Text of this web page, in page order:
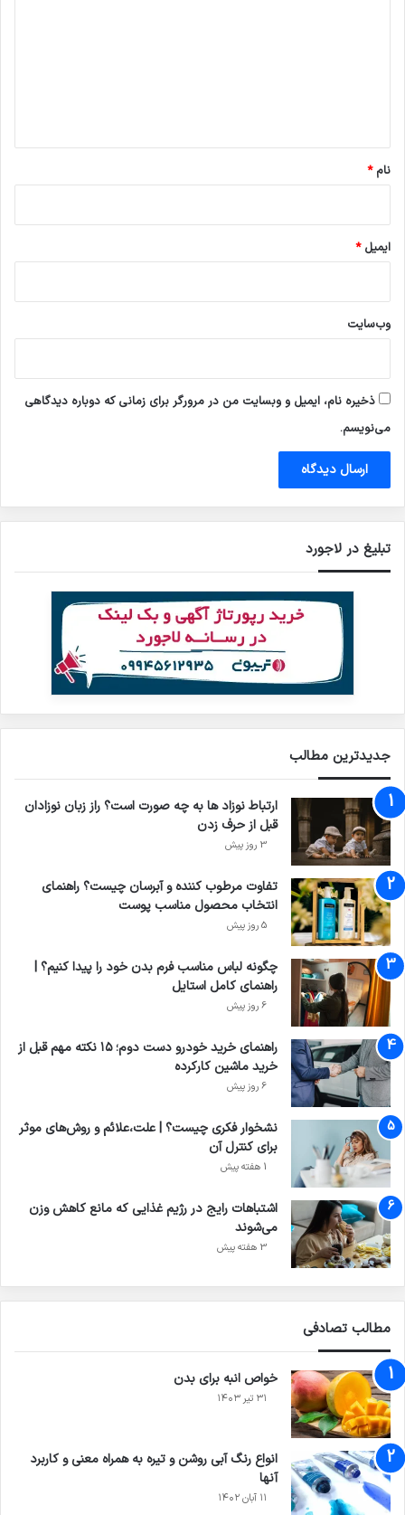
نام*
ایمیل*
وب‌سایت
ذخیره نام، ایمیل و وبسایت من در مرورگر برای زمانی که دوباره دیدگاهی
می‌نویسم.
تبلیغ در لاجورد
جدیدترین مطالب
ارتباط نوزاد ها به چه صورت است؟ راز زبان نوزادان
قبل از حرف زدن
3 روز پیش
تفاوت مرطوب کننده و آبرسان چیست؟ راهنمای
انتخاب محصول مناسب پوست
5 روز پیش
چگونه لباس مناسب فرم بدن خود را پیدا کنیم؟ |
راهنمای کامل استایل
6 روز پیش
راهنمای خرید خودرو دست دوم؛ ۱۵ نکته مهم قبل از
خرید ماشین کارکرده
6 روز پیش
نشخوار فکری چیست؟ | علت،علائم و روش‌های موثر
برای کنترل آن
1 هفته پیش
اشتباهات رایج در رژیم غذایی که مانع کاهش وزن
می‌شوند
3 هفته پیش
مطالب تصادفی
خواص انبه برای بدن
۳۱ تیر ۱۴۰۳
انواع رنگ آبی روشن و تیره به همراه معنی و کاربرد
آنها
۱۱ آبان ۱۴۰۲